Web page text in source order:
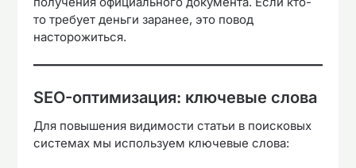
то требует деньги заранее, это повод
насторожиться.
SEO-оптимизация: ключевые слова
Для повышения видимости статьи в поисковых
системах мы используем ключевые слова: